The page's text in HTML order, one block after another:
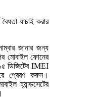
যাচাই করার
জানার জন্য
মোবাইল ফোনের
ডিজিটের IMEI
প্রেরণ করুন।
হ্যান্ডসেটের